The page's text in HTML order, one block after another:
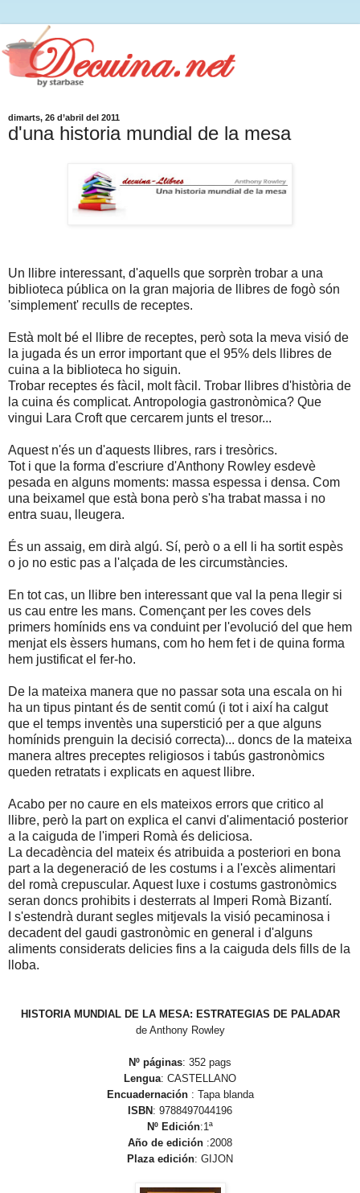
dimarts, 26 d’abril del 2011
d'una historia mundial de la mesa
Un llibre interessant, d'aquells que sorprèn trobar a una
biblioteca pública on la gran majoria de llibres de fogò són
'simplement' reculls de receptes.
Està molt bé el llibre de receptes, però sota la meva visió de
la jugada és un error important que el 95% dels llibres de
cuina a la biblioteca ho siguin.
Trobar receptes és fàcil, molt fàcil. Trobar llibres d'història de
la cuina és complicat. Antropologia gastronòmica? Que
vingui Lara Croft que cercarem junts el tresor...
Aquest n'és un d'aquests llibres, rars i tresòrics.
Tot i que la forma d'escriure d'Anthony Rowley esdevè
pesada en alguns moments: massa espessa i densa. Com
una beixamel que està bona però s'ha trabat massa i no
entra suau, lleugera.
És un assaig, em dirà algú. Sí, però o a ell li ha sortit espès
o jo no estic pas a l'alçada de les circumstàncies.
En tot cas, un llibre ben interessant que val la pena llegir si
us cau entre les mans. Començant per les coves dels
primers homínids ens va conduint per l'evolució del que hem
menjat els èssers humans, com ho hem fet i de quina forma
hem justificat el fer-ho.
De la mateixa manera que no passar sota una escala on hi
ha un tipus pintant és de sentit comú (i tot i així ha calgut
que el temps inventès una superstició per a que alguns
homínids prenguin la decisió correcta)... doncs de la mateixa
manera altres preceptes religiosos i tabús gastronòmics
queden retratats i explicats en aquest llibre.
Acabo per no caure en els mateixos errors que critico al
llibre, però la part on explica el canvi d'alimentació posterior
a la caiguda de l'imperi Romà és deliciosa.
La decadència del mateix és atribuida a posteriori en bona
part a la degeneració de les costums i a l'excès alimentari
del romà crepuscular. Aquest luxe i costums gastronòmics
seran doncs prohibits i desterrats al Imperi Romà Bizantí.
I s'estendrà durant segles mitjevals la visió pecaminosa i
decadent del gaudi gastronòmic en general i d'alguns
aliments considerats delicies fins a la caiguda dels fills de la
lloba.
HISTORIA MUNDIAL DE LA MESA: ESTRATEGIAS DE PALADAR
deAnthony Rowley
Nº páginas: 352 pags
Lengua: CASTELLANO
Encuadernación : Tapa blanda
ISBN : 9788497044196
Nº Edición:1ª
Año de edición :2008
Plaza edición: GIJON